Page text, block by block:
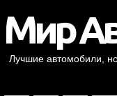
Лучшие автомобили,